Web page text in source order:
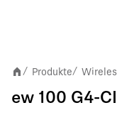
/ Produkte/
ew 100 G4-